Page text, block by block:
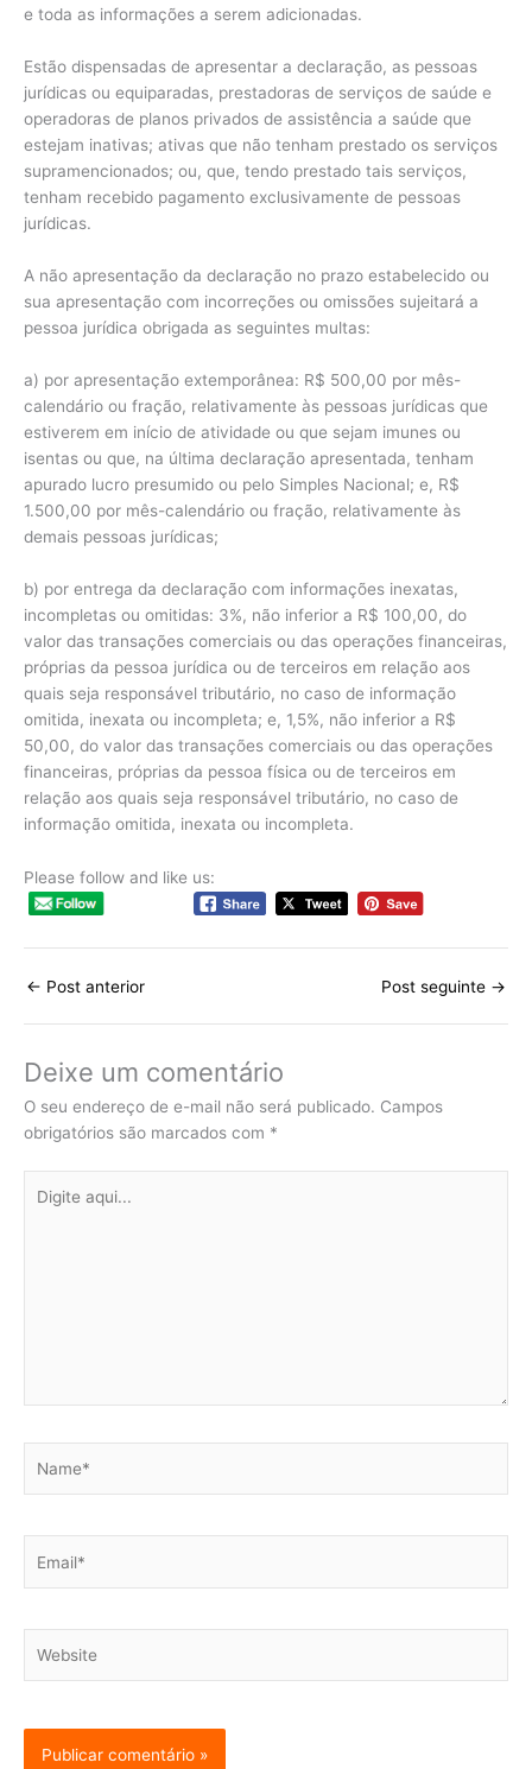
e toda as informações a serem adicionadas.
Estão dispensadas de apresentar a declaração, as pessoas
jurídicas ou equiparadas, prestadoras de serviços de saúde e
operadoras de planos privados de assistência a saúde que
estejam inativas; ativas que não tenham prestado os serviços
supramencionados; ou, que, tendo prestado tais serviços,
tenham recebido pagamento exclusivamente de pessoas
jurídicas.
A não apresentação da declaração no prazo estabelecido ou
sua apresentação com incorreções ou omissões sujeitará a
pessoa jurídica obrigada as seguintes multas:
a) por apresentação extemporânea: R$ 500,00 por mês-
calendário ou fração, relativamente às pessoas jurídicas que
estiverem em início de atividade ou que sejam imunes ou
isentas ou que, na última declaração apresentada, tenham
apurado lucro presumido ou pelo Simples Nacional; e, R$
1.500,00 por mês-calendário ou fração, relativamente às
demais pessoas jurídicas;
b) por entrega da declaração com informações inexatas,
incompletas ou omitidas: 3%, não inferior a R$ 100,00, do
valor das transações comerciais ou das operações financeiras,
próprias da pessoa jurídica ou de terceiros em relação aos
quais seja responsável tributário, no caso de informação
omitida, inexata ou incompleta; e, 1,5%, não inferior a R$
50,00, do valor das transações comerciais ou das operações
financeiras, próprias da pessoa física ou de terceiros em
relação aos quais seja responsável tributário, no caso de
informação omitida, inexata ou incompleta.
Please follow and like us:
← Post anterior Post seguinte →
Deixe um comentário
O seu endereço de e-mail não será publicado. Campos
obrigatórios são marcados com *
aqui...